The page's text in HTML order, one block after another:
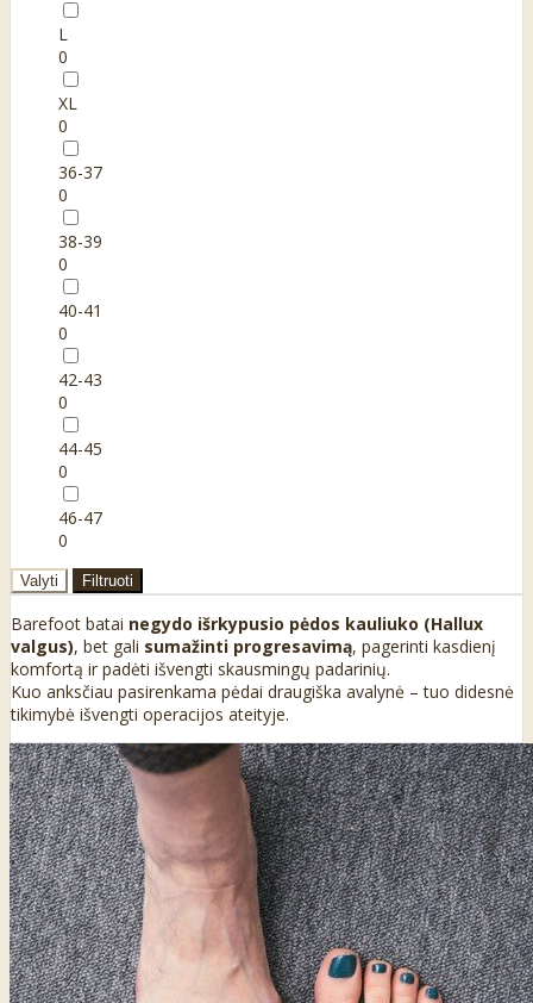
L
0
XL
0
36-37
0
38-39
0
40-41
0
42-43
0
44-45
0
46-47
0
Valyti Filtruoti
Barefoot batai negydo išrkypusio pėdos kauliuko (Hallux
valgus), bet gali sumažinti progresavimą, pagerinti kasdienį
komfortą ir padėti išvengti skausmingų padarinių.
Kuo anksčiau pasirenkama pėdai draugiška avalynė – tuo didesnė
tikimybė išvengti operacijos ateityje.